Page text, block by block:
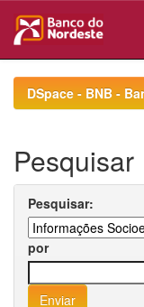
navigationDSpace - BNB -
Pesquisar
Pesquisar:
por